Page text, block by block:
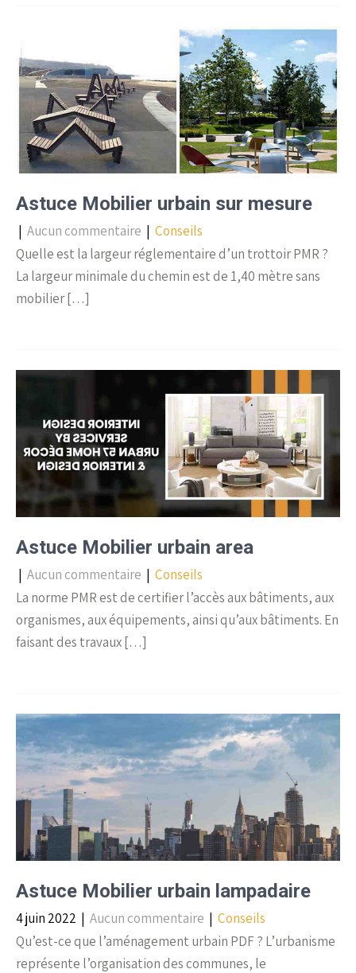
Astuce Mobilier urbain sur mesure
| Aucun commentaire | Conseils
Quelle est la largeur réglementaire d’un trottoir PMR ?
La largeur minimale du chemin est de 1,40 mètre sans
mobilier […]
Astuce Mobilier urbain area
| Aucun commentaire | Conseils
La norme PMR est de certifier l’accès aux bâtiments, aux
organismes, aux équipements, ainsi qu’aux bâtiments. En
faisant des travaux […]
Astuce Mobilier urbain lampadaire
4 juin 2022 | Aucun commentaire | Conseils
Qu’est-ce que l’aménagement urbain PDF ? L’urbanisme
représente l’organisation des communes, le